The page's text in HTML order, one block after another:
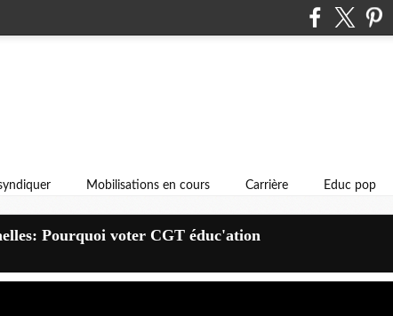
Mobilisations en cours Carrière Educ pop
Pourquoi voter CGT éduc'ation